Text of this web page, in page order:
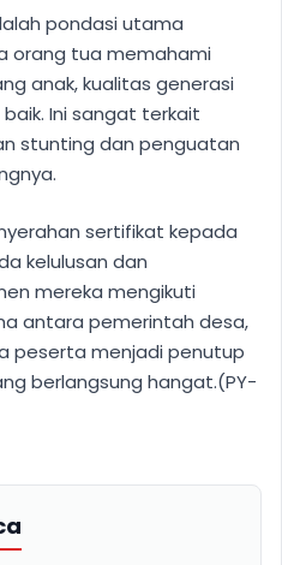
pondasi utama
orang tua memahami
anak, kualitas generasi
Ini sangat terkait
stunting dan penguatan
sertifikat kepada
kelulusan dan
mereka mengikuti
antara pemerintah desa,
peserta menjadi penutup
berlangsung hangat.(PY-